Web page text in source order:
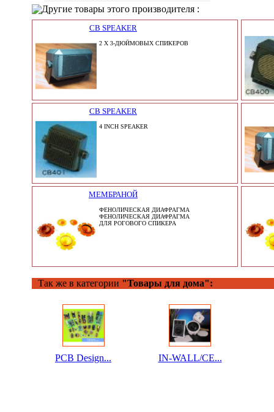
Другие товары этого производителя :
CB SPEAKER
2 X 3-ДЮЙМОВЫХ СПИКЕРОВ
CB SPEAKER
4 INCH SPEAKER
МЕМБРАНОЙ
ФЕНОЛИЧЕСКАЯ ДИАФРАГМА
ФЕНОЛИЧЕСКАЯ ДИАФРАГМА
ДЛЯ РОГОВОГО СПИКЕРА
Так же в категории "Товары для дома":
PCB Design... IN-WALL/CE...